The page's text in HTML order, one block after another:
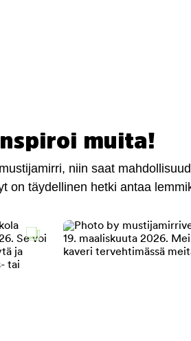
muita!
niin saat
on täydellinen hetki antaa